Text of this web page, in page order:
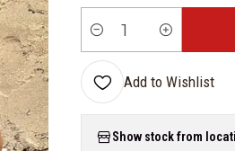
Quantity
Add to Wishlist
Show stock from